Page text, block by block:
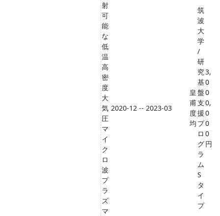
射
可
能
な
低
温
高
密
度
大
気
圧
マ
イ
ク
ロ
波
プ
ラ
ズ
マ
2020-12 -- 2023-03
皇
甫
度
均
筑
波
大
学
/
研
究
基
盤
支
援
プ
ロ
グ
ラ
ム
S
タ
イ
プ
3,
0
0
0,
0
0
0
円